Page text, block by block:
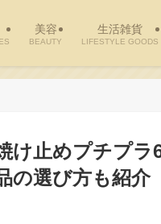
美容
BEAUTY
生活雑貨
LIFESTYLE GOODS
け止めプチプ
の選び方も紹介